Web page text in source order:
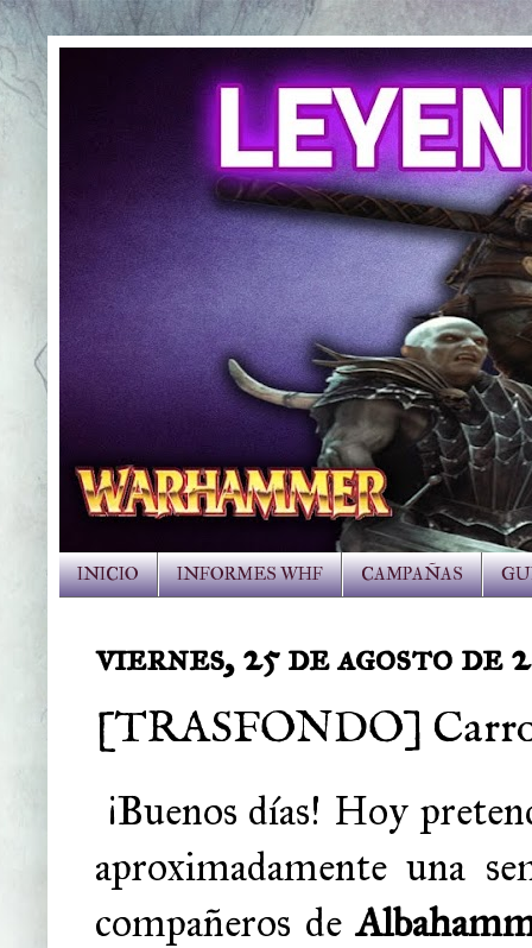
INICIO INFORMES WHF CAMPAÑAS
viernes, 25 de agosto de
[TRASFONDO]
¡Buenos días! Hoy
aproximadamente una
compañeros de